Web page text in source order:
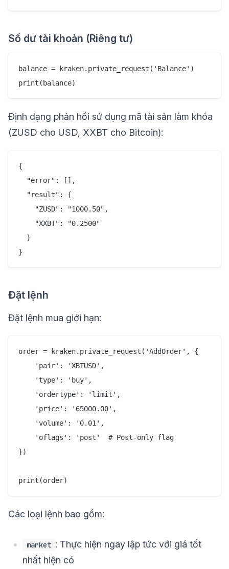
Số dư tài khoản (Riêng tư)
balance = kraken.private_request('Balance')
Định dạng phản hồi sử dụng mã tài sản làm khóa
(ZUSD cho USD, XXBT cho Bitcoin):
{
  "error": [],
  "result": {
    "ZUSD": "1000.50",
    "XXBT": "0.2500"
  }
Đặt lệnh
Đặt lệnh mua giới hạn:
order = kraken.private_request('AddOrder', {
    'pair': 'XBTUSD',
    'type': 'buy',
    'ordertype': 'limit',
    'price': '65000.00',
    'volume': '0.01',
    'oflags': 'post'  # Post-only flag
})
Các loại lệnh bao gồm:
market : Thực hiện ngay lập tức với giá tốt
nhất hiện có